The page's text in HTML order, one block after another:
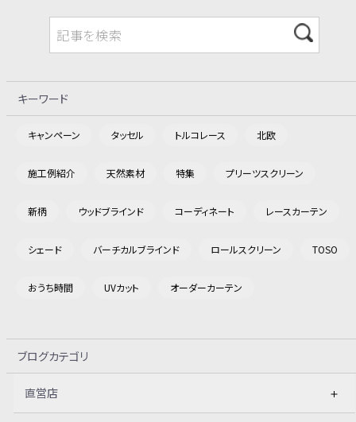
キーワード
キャンペーン タッセル トルコレース 北欧
施工例紹介 天然素材 特集 プリーツスクリーン
新柄 ウッドブラインド コーディネート レースカーテン
シェード バーチカルブラインド ロールスクリーン TOSO
おうち時間 UVカット オーダーカーテン
ブログカテゴリ
直営店